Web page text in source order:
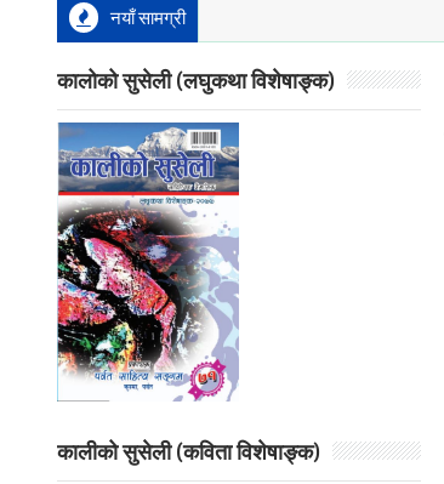
नयाँ सामग्री
कालोको सुसेली (लघुकथा विशेषाङ्क)
कालीको सुसेली (कविता विशेषाङ्क)